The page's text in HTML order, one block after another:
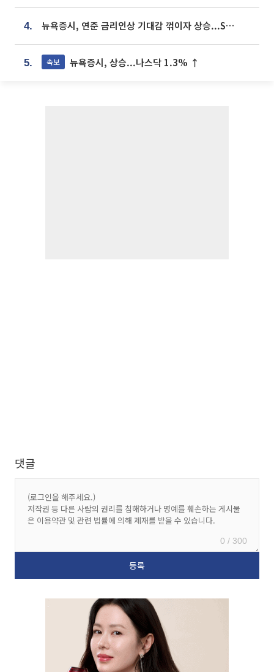
4. 뉴욕증시, 연준 금리인상 기대감 꺾이자 상승...S&P500 사상 최고치 [종합]
5. 속보 뉴욕증시, 상승...나스닥 1.3% ↑
댓글
0 / 300